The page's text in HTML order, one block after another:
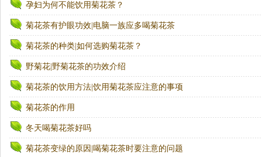
孕妇为何不能饮用菊花茶？
菊花茶有护眼功效|电脑一族应多喝菊花茶
菊花茶的种类|如何选购菊花茶？
野菊花|野菊花茶的功效介绍
菊花茶的饮用方法|饮用菊花茶应注意的事项
菊花茶的作用
冬天喝菊花茶好吗
菊花茶变绿的原因|喝菊花茶时要注意的问题